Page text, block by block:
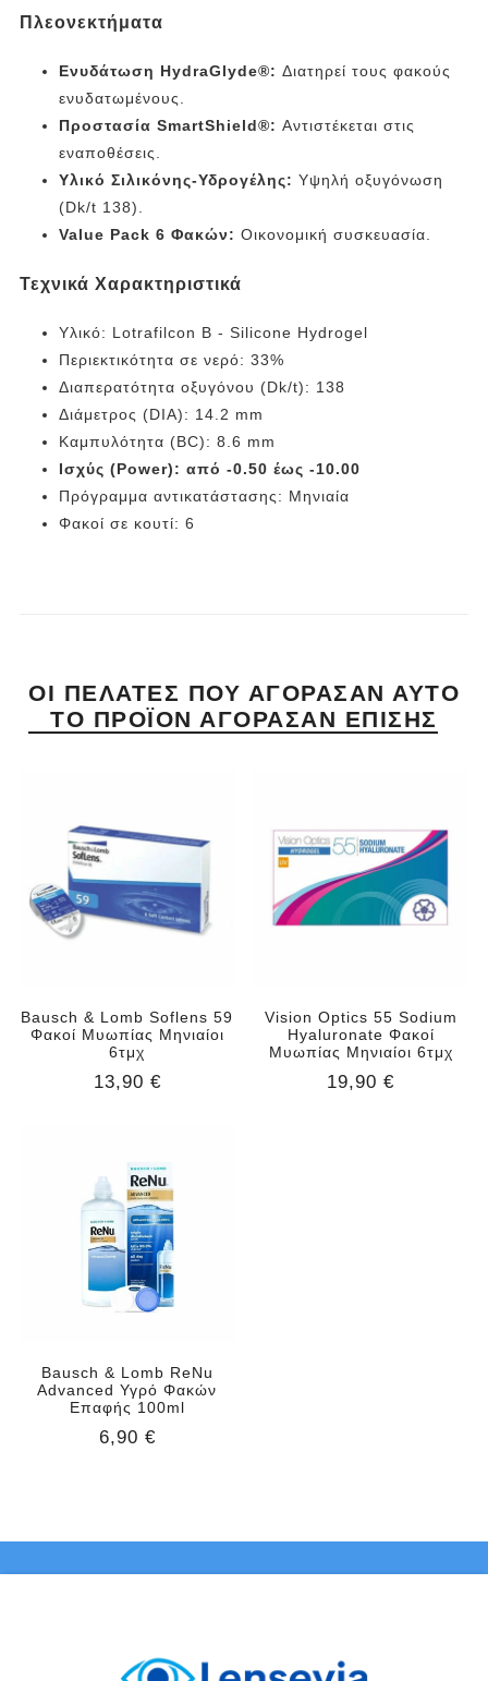
Πλεονεκτήματα
Ενυδάτωση HydraGlyde®: Διατηρεί τους φακούς
ενυδατωμένους.
Προστασία SmartShield®: Αντιστέκεται στις
εναποθέσεις.
Υλικό Σιλικόνης-Υδρογέλης: Υψηλή οξυγόνωση
(Dk/t 138).
Value Pack 6 Φακών: Οικονομική συσκευασία.
Τεχνικά Χαρακτηριστικά
Υλικό: Lotrafilcon B - Silicone Hydrogel
Περιεκτικότητα σε νερό: 33%
Διαπερατότητα οξυγόνου (Dk/t): 138
Διάμετρος (DIA): 14.2 mm
Καμπυλότητα (BC): 8.6 mm
Ισχύς (Power): από -0.50 έως -10.00
Πρόγραμμα αντικατάστασης: Μηνιαία
Φακοί σε κουτί: 6
ΟΙ ΠΕΛΆΤΕΣ ΠΟΥ ΑΓΌΡΑΣΑΝ ΑΥΤΌ
ΤΟ ΠΡΟΪΌΝ ΑΓΌΡΑΣΑΝ ΕΠΊΣΗΣ
Bausch & Lomb Soflens 59
Φακοί Μυωπίας Μηνιαίοι
6τμχ
13,90 €
Vision Optics 55 Sodium
Hyaluronate Φακοί
Μυωπίας Μηνιαίοι 6τμχ
19,90 €
Bausch & Lomb ReNu
Advanced Υγρό Φακών
Επαφής 100ml
6,90 €